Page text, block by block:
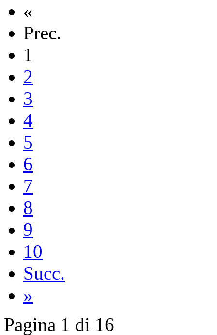
«
Prec.
1
2
3
4
5
6
7
8
9
10
Succ.
»
Pagina 1 di 16